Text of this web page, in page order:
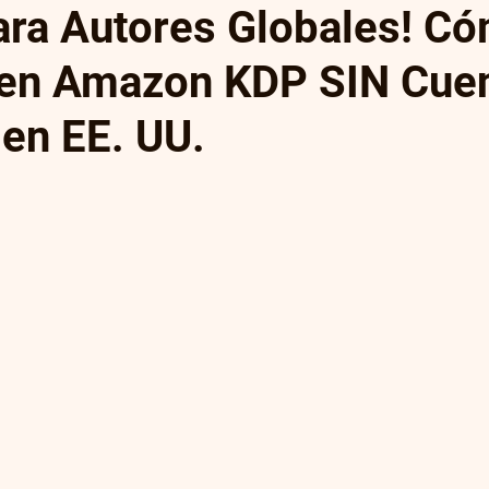
Entrevistas Literatura,promoción
Autores Globales!
Amazon KDP SIN
EE. UU.